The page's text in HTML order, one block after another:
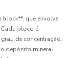
que envolve
bloco é
de concentração.
depósito mineral,